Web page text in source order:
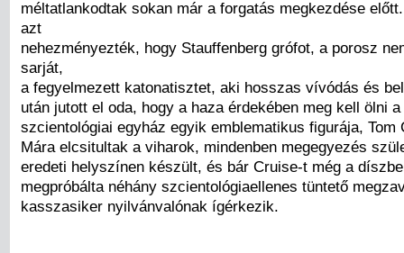
méltatlankodtak sokan már a forgatás megkezdése
azt
nehezményezték, hogy Stauffenberg grófot, a porosz
sarját,
a fegyelmezett katonatisztet, aki hosszas vívódás és
után jutott el oda, hogy a haza érdekében meg kell ölni
szcientológiai egyház egyik emblematikus figurája, Tom
Mára elcsitultak a viharok, mindenben megegyezés
eredeti helyszínen készült, és bár Cruise-t még a
megpróbálta néhány szcientológiaellenes tüntető
kasszasiker nyilvánvalónak ígérkezik.